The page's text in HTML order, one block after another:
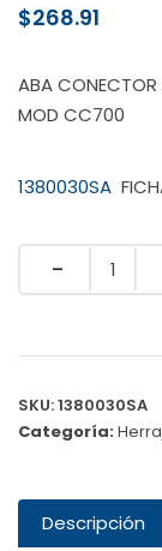
$268.91
ABA
MOD CC700
1380030SA
Quantity
SKU:1380030SA
Categoría:
Descripción